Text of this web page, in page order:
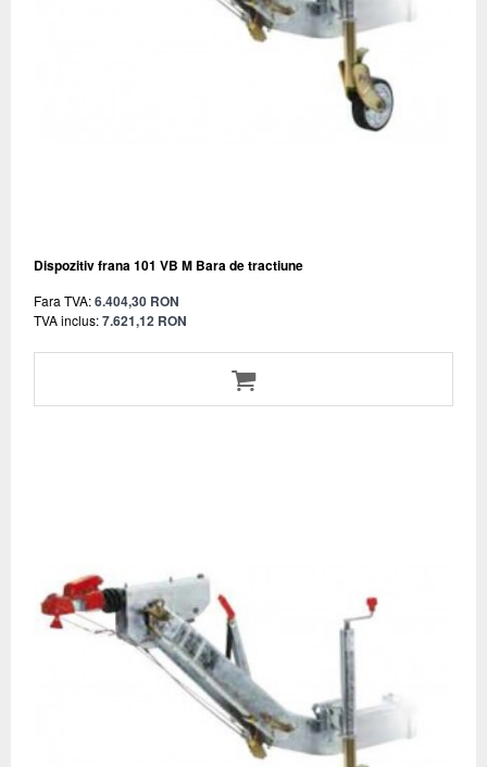
Dispozitiv frana 101 VB M Bara de tractiune
Fara TVA:6.404,30 RON
TVA inclus:7.621,12 RON